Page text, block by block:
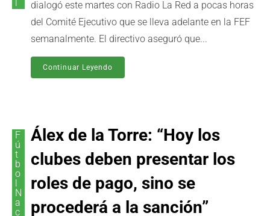
dialogó este martes con Radio La Red a pocas horas
del Comité Ejecutivo que se lleva adelante en la FEF
semanalmente. El directivo aseguró que...
Continuar Leyendo
F
ú
t
b
o
N
a
c
Álex de la Torre: “Hoy los
clubes deben presentar los
roles de pago, sino se
procederá a la sanción”